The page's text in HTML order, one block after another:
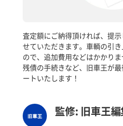
査定額にご納得頂ければ、提
せていただきます。車輌の引
ので、追加費用などはかかり
残債の手続きなど、旧車王が
ートいたします！
監修: 旧車王